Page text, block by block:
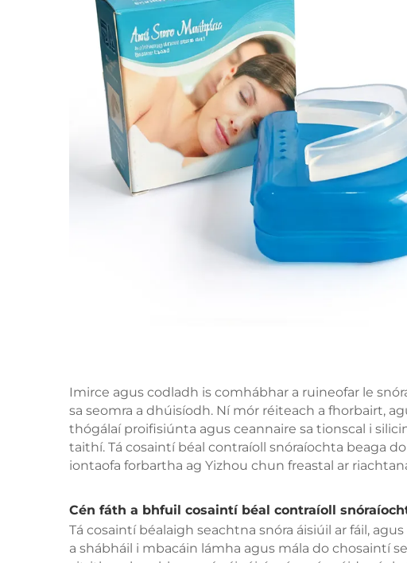
Imirce agus codladh is comhábhar a ruineofar le
sa seomra a dhúisíodh. Ní mór réiteach a fhorbairt,
thógálaí proifisiúnta agus ceannaire sa tionscal i
taithí. Tá cosaintí béal contraíoll snóraíochta beaga
iontaofa forbartha ag Yizhou chun freastal ar
Cén fáth a bhfuil cosaintí béal contraíoll
Tá cosaintí béalaigh seachtna snóra áisiúil ar fáil,
a shábháil i mbacáin lámha agus mála do chosaintí